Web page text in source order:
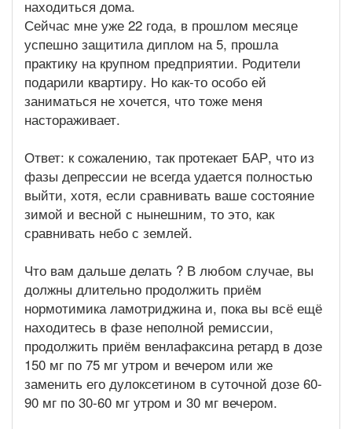
находиться дома.
Сейчас мне уже 22 года, в прошлом месяце
успешно защитила диплом на 5, прошла
практику на крупном предприятии. Родители
подарили квартиру. Но как-то особо ей
заниматься не хочется, что тоже меня
настораживает.
Ответ: к сожалению, так протекает БАР, что из
фазы депрессии не всегда удается полностью
выйти, хотя, если сравнивать ваше состояние
зимой и весной с нынешним, то это, как
сравнивать небо с землей.
Что вам дальше делать ? В любом случае, вы
должны длительно продолжить приём
нормотимика ламотриджина и, пока вы всё ещё
находитесь в фазе неполной ремиссии,
продолжить приём венлафаксина ретард в дозе
150 мг по 75 мг утром и вечером или же
заменить его дулоксетином в суточной дозе 60-
90 мг по 30-60 мг утром и 30 мг вечером.